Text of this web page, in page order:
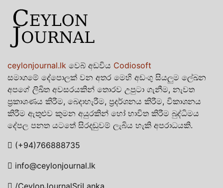
ceylonjournal.lk වෙබ් අඩවිය Codiosoft
සමාගමේ දේපොලක් වන අතර මෙහි අඩංගු සියලුම ලේඛන
අපගේ ලිඛිත අවසරයකින් තොරව උපුටා ගැනීම, නැවත
ප්‍රකාශණය කිරීම, බෙදාහැරීම, ප්‍රදර්ශනය කිරීම, විකාශනය
කිරීම ඇතුළුව කුමන අයුරකින් හෝ භාවිත කිරීම බුද්ධිමය
දේපල පනත යටතේ සිරදඬුවම් ලැබිය හැකි අපරාධයකි.
(+94)766888735
info@ceylonjournal.lk